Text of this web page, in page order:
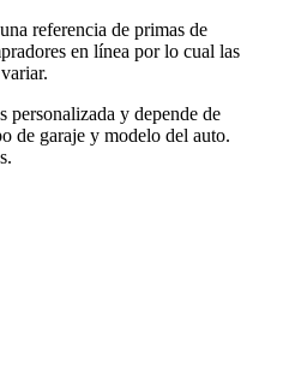
referencia de primas de
en línea por lo cual las
personalizada y depende de
de garaje y modelo del auto.